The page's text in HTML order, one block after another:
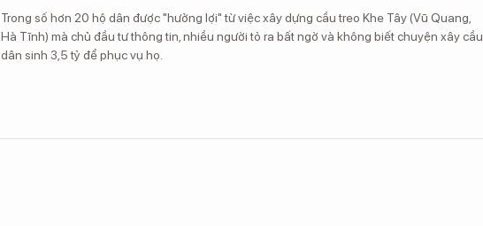
Trong số hơn 20 hộ dân được "hưởng lợi" từ việc xây dựng cầu treo Khe Tây (Vũ Quang,
Hà Tĩnh) mà chủ đầu tư thông tin, nhiều người tỏ ra bất ngờ và không biết chuyện xây cầu
dân sinh 3,5 tỷ để phục vụ họ.